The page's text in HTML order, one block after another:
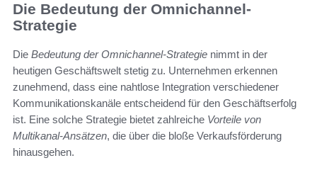
Die Bedeutung der Omnichannel-
Strategie
Die Bedeutung der Omnichannel-Strategie nimmt in der
heutigen Geschäftswelt stetig zu. Unternehmen erkennen
zunehmend, dass eine nahtlose Integration verschiedener
Kommunikationskanäle entscheidend für den Geschäftserfolg
ist. Eine solche Strategie bietet zahlreiche Vorteile von
Multikanal-Ansätzen, die über die bloße Verkaufsförderung
hinausgehen.